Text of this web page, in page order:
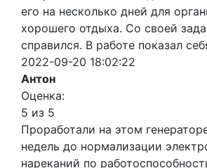
его на несколько дней для
хорошего отдыха. Со своей
справился. В работе показал
2022-09-20 18:02:22
Антон
Оценка:
5 из 5
Проработали на этом
недель до нормализации
нареканий по